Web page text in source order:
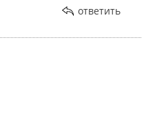
ответить